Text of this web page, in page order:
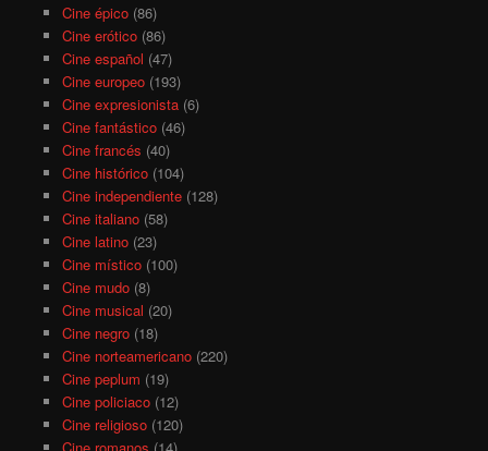
Cine épico(86)
Cine erótico(86)
Cine español (47)
Cine europeo(193)
Cine expresionista(6)
Cine fantástico(46)
Cine francés (40)
Cine histórico(104)
Cine independiente(128)
Cine italiano(58)
Cine latino(23)
Cine místico(100)
Cine mudo(8)
Cine musical (20)
Cine negro(18)
Cine norteamericano(220)
Cine peplum (19)
Cine policiaco(12)
Cine religioso(120)